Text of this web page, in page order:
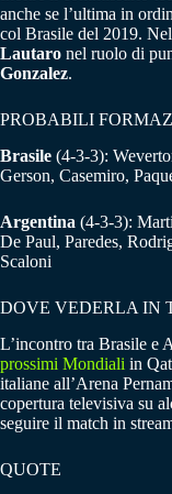
anche se l’ultima in
col Brasile del 2019.
Lautaro nel ruolo di
Gonzalez.
PROBABILI
Brasile (4-3-3):
Gerson, Casemiro,
Argentina (4-3-3):
De Paul, Paredes,
Scaloni
DOVE VEDERLA IN
L’incontro tra Brasile e
prossimi Mondiali in
italiane all’Arena
copertura televisiva su
seguire il match in
QUOTE